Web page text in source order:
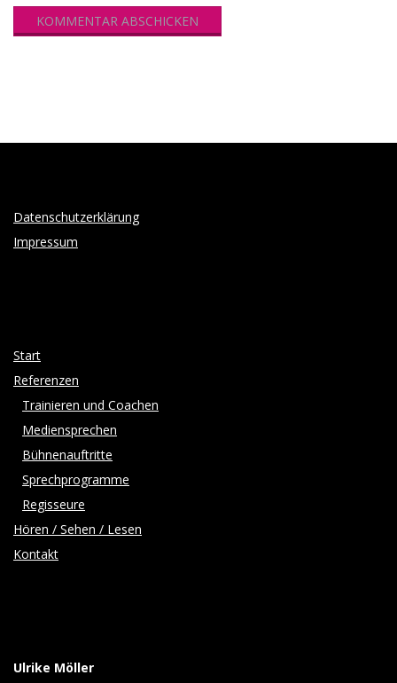
Datenschutzerklärung
Impressum
Start
Referenzen
Trainieren und Coachen
Mediensprechen
Bühnenauftritte
Sprechprogramme
Regisseure
Hören / Sehen / Lesen
Kontakt
Ulrike Möller